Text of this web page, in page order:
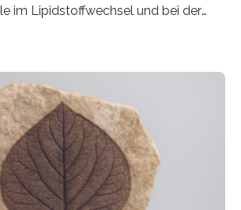
im Lipidstoffwechsel und bei der
zahlreiche Enzyme präzise in
Bochum um Prof. Dr. Ralf Erdmann
Yusuf hat nun einen bislang
des
in der Bäckerhefe
entdeckt, der für die
der Organellen entscheidend ist. Die
28. Oktober 2025 in der